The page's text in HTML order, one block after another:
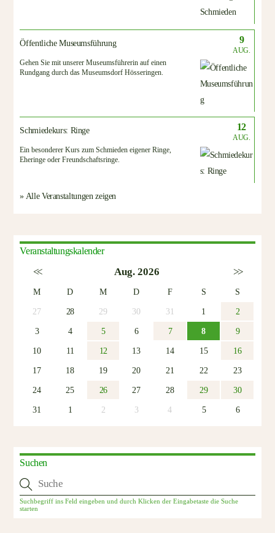
Öffentliche Museumsführung 9
AUG.
Gehen Sie mit unserer Museumsführerin auf einen
Rundgang durch das Museumsdorf Hösseringen.
Schmiedekurs: Ringe 12
AUG.
Ein besonderer Kurs zum Schmieden eigener Ringe,
Eheringe oder Freundschaftsringe.
» Alle Veranstaltungen zeigen
Veranstaltungskalender
<< Aug. 2026 >>
M D M D F S
S
27
28 29 30 31 1
2
3
4 5 6 7 8
9
10
11 12 13 14 15
16
17
18 19 20 21 22
23
24
25 26 27 28 29
30
31
1 2 3 4 5 6
Suchen